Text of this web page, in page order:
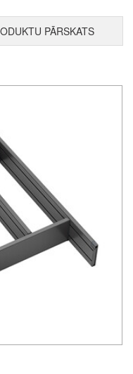
PĀRSKATS